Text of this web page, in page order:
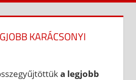
KARÁCSONYI
a legjobb